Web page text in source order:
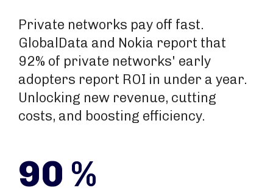
Private networks pay off fast.
GlobalData and Nokia report that
92% of private networks' early
adopters report ROI in under a year.
Unlocking new revenue, cutting
costs, and boosting efficiency.
90 %